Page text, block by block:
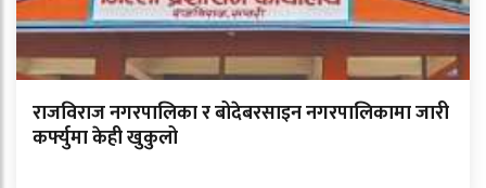
राजविराज नगरपालिका र बोदेबरसाइन नगरपालिकामा जारी
कर्फ्युमा केही खुकुलो